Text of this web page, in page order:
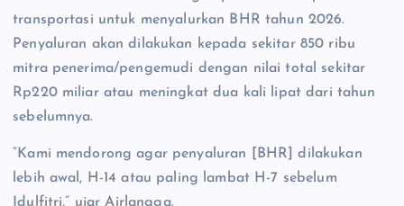
transportasi untuk menyalurkan BHR tahun 2026.
Penyaluran akan dilakukan kepada sekitar 850 ribu
mitra penerima/pengemudi dengan nilai total sekitar
Rp220 miliar atau meningkat dua kali lipat dari tahun
sebelumnya.
“Kami mendorong agar penyaluran [BHR] dilakukan
lebih awal, H-14 atau paling lambat H-7 sebelum
Idulfitri,” ujar Airlangga.